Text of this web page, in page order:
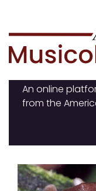
to
content
An online
from the